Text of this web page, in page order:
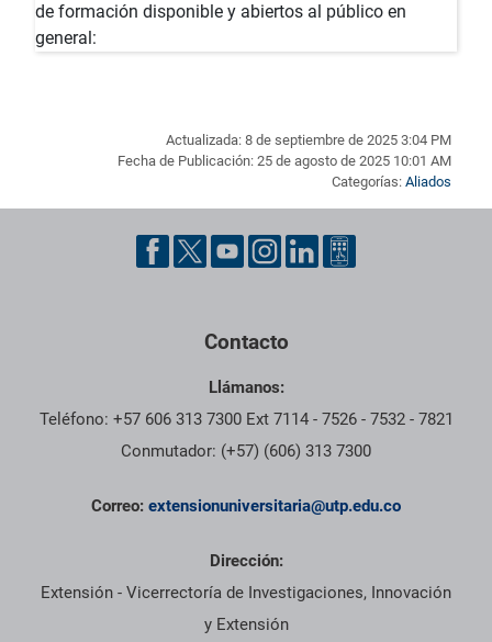
de formación disponible y abiertos al público en
general:
Actualizada: 8 de septiembre de 2025 3:04 PM
Fecha de Publicación: 25 de agosto de 2025 10:01 AM
Categorías: Aliados
Pie de página con información de contacto, redes sociales y
Contacto
Llámanos:
Teléfono: +57 606 313 7300 Ext 7114 - 7526 - 7532 - 7821
Conmutador: (+57) (606) 313 7300
Correo: extensionuniversitaria@utp.edu.co
Dirección:
Extensión - Vicerrectoría de Investigaciones, Innovación
y Extensión